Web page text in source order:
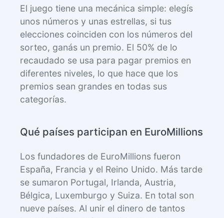
El juego tiene una mecánica simple: elegís
unos números y unas estrellas, si tus
elecciones coinciden con los números del
sorteo, ganás un premio. El 50% de lo
recaudado se usa para pagar premios en
diferentes niveles, lo que hace que los
premios sean grandes en todas sus
categorías.
Qué países participan en EuroMillions
Los fundadores de EuroMillions fueron
España, Francia y el Reino Unido. Más tarde
se sumaron Portugal, Irlanda, Austria,
Bélgica, Luxemburgo y Suiza. En total son
nueve países. Al unir el dinero de tantos